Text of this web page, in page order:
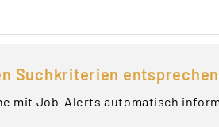
Suchkriterien
mit Job-Alerts automatisch